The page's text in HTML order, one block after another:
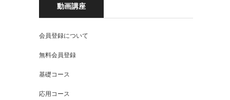
動画講座
会員登録について
無料会員登録
基礎コース
応用コース